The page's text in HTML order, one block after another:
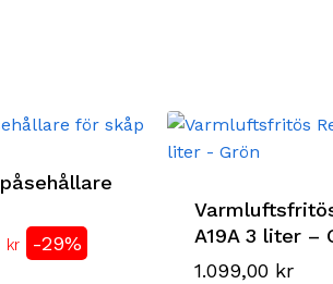
krDet
nuvarande
-29%
A19A 3 liter –
1.099,00 kr